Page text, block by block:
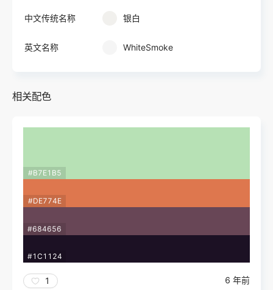
中文传统名称 银白
英文名称 WhiteSmoke
相关配色
#B7E1B5
#DE774E
#684656
#1C1124
1 6 年前